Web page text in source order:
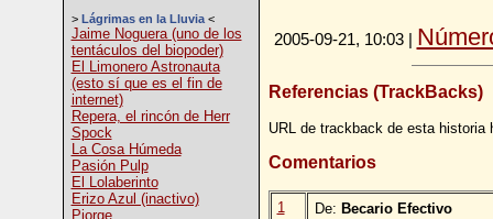
> Lágrimas en la Lluvia<
Jaime Noguera (uno de los
tentáculos del biopoder)
El Limonero Astronauta
(esto sí que es el fin de
internet)
Repera, el rincón de Herr
Spock
La Cosa Húmeda
Pasión Pulp
El Lolaberinto
Erizo Azul (inactivo)
Pjorge
2005-09-21, 10:03 |
Referencias (TrackBacks)
URL de trackback de esta
Comentarios
1 De: Becario Efectivo